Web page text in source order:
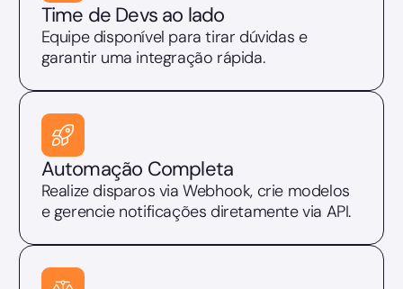
Time de Devs ao lado
Equipe disponível para tirar dúvidas e
garantir uma integração rápida.
Automação Completa
Realize disparos via Webhook, crie modelos
e gerencie notificações diretamente via API.